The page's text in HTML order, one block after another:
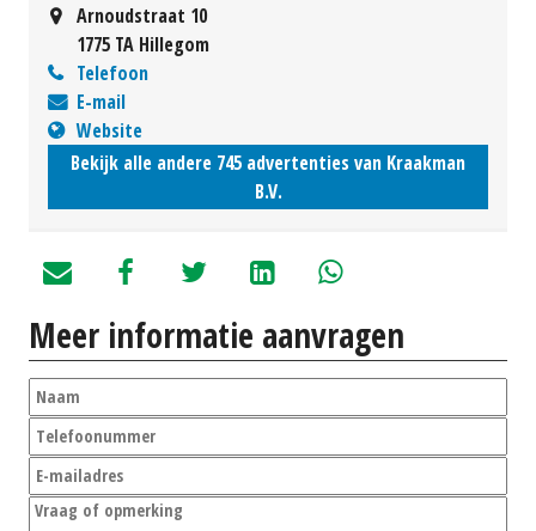
Arnoudstraat 10
1775 TA Hillegom
Telefoon
E-mail
Website
Bekijk alle andere 745 advertenties van Kraakman
B.V.
Meer informatie aanvragen